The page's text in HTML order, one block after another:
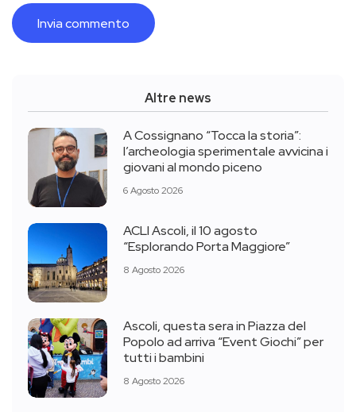
Altre news
A Cossignano “Tocca la storia”:
l’archeologia sperimentale avvicina i
giovani al mondo piceno
6 Agosto 2026
ACLI Ascoli, il 10 agosto
“Esplorando Porta Maggiore”
8 Agosto 2026
Ascoli, questa sera in Piazza del
Popolo ad arriva “Event Giochi” per
tutti i bambini
8 Agosto 2026